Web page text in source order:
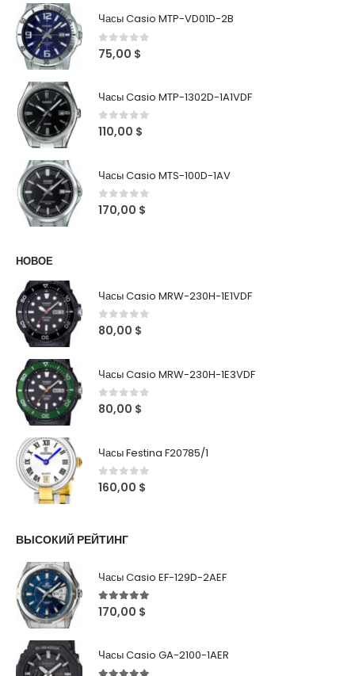
Часы Casio MTP-VD01D-2B
0out of 5
75,00 $
Часы Casio MTP-1302D-1A1VDF
0out of 5
110,00 $
Часы Casio MTS-100D-1AV
0out of 5
170,00 $
НОВОЕ
Часы Casio MRW-230H-1E1VDF
0out of 5
80,00 $
Часы Casio MRW-230H-1E3VDF
0out of 5
80,00 $
Часы Festina F20785/1
0out of 5
160,00 $
ВЫСОКИЙ РЕЙТИНГ
Часы Casio EF-129D-2AEF
5out of 5
170,00 $
Часы Casio GA-2100-1AER